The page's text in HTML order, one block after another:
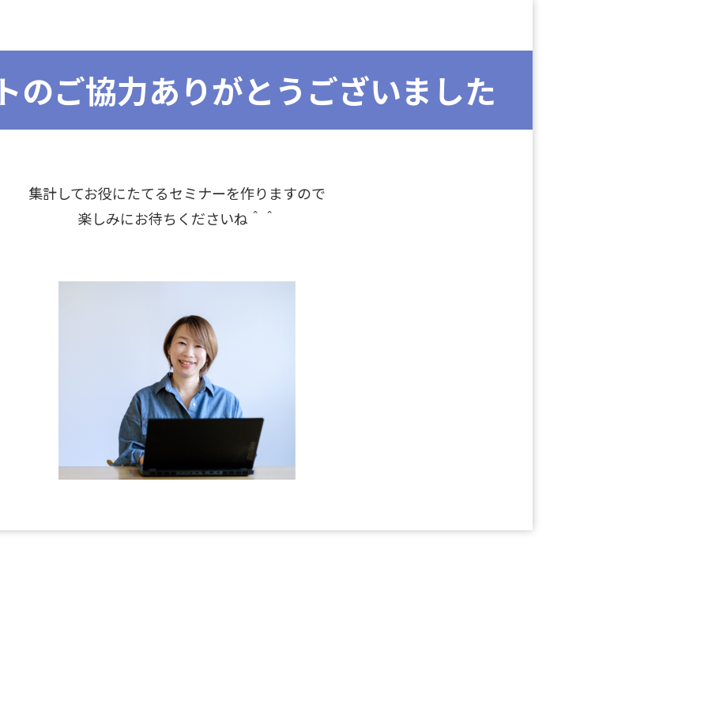
のご協力ありがとうございました
集計してお役にたてるセミナーを作りますので
楽しみにお待ちくださいね＾＾